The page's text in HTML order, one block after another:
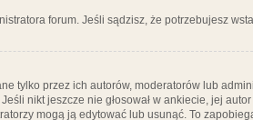
forum. Jeśli sądzisz, że potrzebujesz
tylko przez ich autorów, moderatorów lub
nikt jeszcze nie głosował w ankiecie, jej
mogą ją edytować lub usunąć. To